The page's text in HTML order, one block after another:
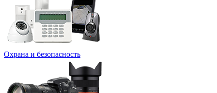
Охрана и безопасность